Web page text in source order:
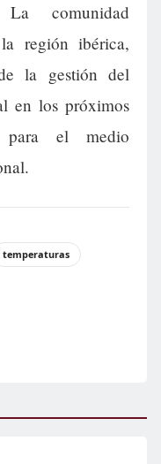
comunidad
región ibérica,
la gestión del
en los próximos
para el medio
temperaturas